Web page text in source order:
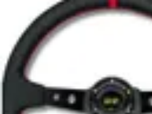
Encuentra Tu Hotel
Consejos de ReservaVacaciones en familia
FamiliaConsejos para Reservar Consejos de
Encuentra Tu Hotel